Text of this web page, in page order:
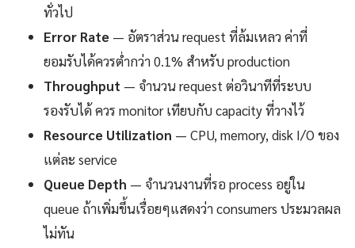
ทั่วไป
Error Rate — อัตราส่วน request ที่ล้มเหลว ค่าที่
ยอมรับได้ควรต่ำกว่า 0.1% สำหรับ production
Throughput — จำนวน request ต่อวินาทีที่ระบบ
รองรับได้ ควร monitor เทียบกับ capacity ที่วางไว้
Resource Utilization — CPU, memory, disk I/O ของ
แต่ละ service
Queue Depth — จำนวนงานที่รอ process อยู่ใน
queue ถ้าเพิ่มขึ้นเรื่อยๆแสดงว่า consumers ประมวลผล
ไม่ทัน